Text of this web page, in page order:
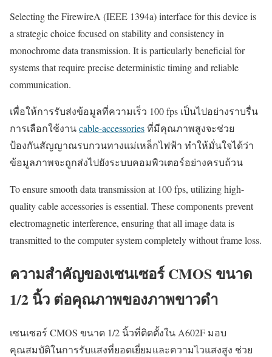
Selecting the FirewireA (IEEE 1394a) interface for this device is
a strategic choice focused on stability and consistency in
monochrome data transmission. It is particularly beneficial for
systems that require precise deterministic timing and reliable
communication.
เพื่อให้การรับส่งข้อมูลที่ความเร็ว 100 fps เป็นไปอย่างราบรื่น
การเลือกใช้งานcable-accessoriesที่มีคุณภาพสูงจะช่วย
ป้องกันสัญญาณรบกวนทางแม่เหล็กไฟฟ้า ทำให้มั่นใจได้ว่า
ข้อมูลภาพจะถูกส่งไปยังระบบคอมพิวเตอร์อย่างครบถ้วน
To ensure smooth data transmission at 100 fps, utilizing high-
quality cable accessories is essential. These components prevent
electromagnetic interference, ensuring that all image data is
transmitted to the computer system completely without frame loss.
ความสำคัญของเซนเซอร์ CMOS ขนาด
1/2 นิ้ว ต่อคุณภาพของภาพขาวดำ
เซนเซอร์ CMOS ขนาด 1/2 นิ้วที่ติดตั้งใน A602F มอบ
คุณสมบัติในการรับแสงที่ยอดเยี่ยมและความไวแสงสูง ช่วย